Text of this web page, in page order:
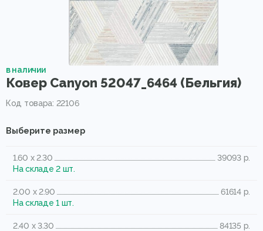
в наличии
Ковер Canyon 52047_6464 (Бельгия)
Код товара: 22106
Выберите размер
1.60 x 2.30
39093 р.
На складе 2 шт.
2.00 x 2.90
61614 р.
На складе 1 шт.
2.40 x 3.30
84135 р.